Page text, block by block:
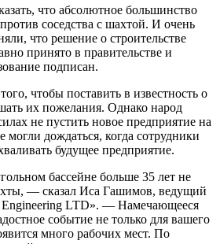
что абсолютное большинство
соседства с шахтой. И очень
что решение о строительстве
принято в правительстве и
подписан.
чтобы поставить в известность о
их пожелания. Однако народ
не пустить новое предприятие на
могли дождаться, когда сотрудники
будущее предприятие.
бассейне больше 35 лет не
— сказал Иса Гашимов, ведущий
LTD». — Намечающееся
событие не только для вашего
много рабочих мест. По